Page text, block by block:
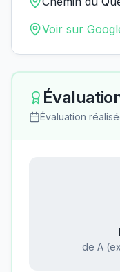
Voir sur
Évaluation
de A